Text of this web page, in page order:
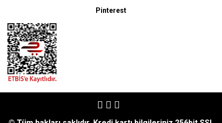
Pinterest